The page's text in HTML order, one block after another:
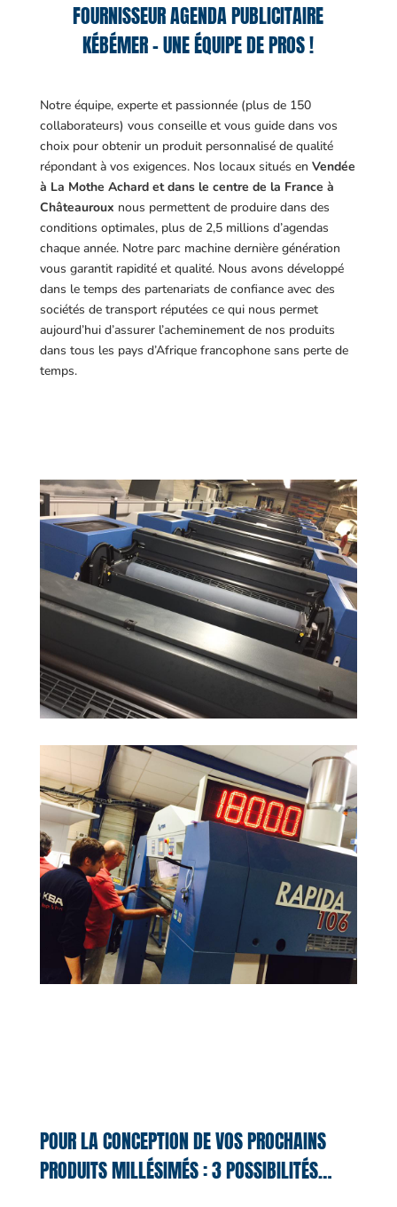
FOURNISSEUR AGENDA PUBLICITAIRE
KÉBÉMER – UNE ÉQUIPE DE PROS !
Notre équipe, experte et passionnée (plus de 150
collaborateurs) vous conseille et vous guide dans vos
choix pour obtenir un produit personnalisé de qualité
répondant à vos exigences. Nos locaux situés en Vendée
à La Mothe Achard et dans le centre de la France à
Châteauroux nous permettent de produire dans des
conditions optimales, plus de 2,5 millions d’agendas
chaque année. Notre parc machine dernière génération
vous garantit rapidité et qualité. Nous avons développé
dans le temps des partenariats de confiance avec des
sociétés de transport réputées ce qui nous permet
aujourd’hui d’assurer l’acheminement de nos produits
dans tous les pays d’Afrique francophone sans perte de
temps.
POUR LA CONCEPTION DE VOS PROCHAINS
PRODUITS MILLÉSIMÉS : 3 POSSIBILITÉS…